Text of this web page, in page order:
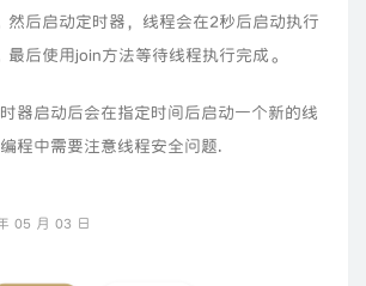
然后启动定时器，线程会在2秒后启动执行
后使用join方法等待线程执行完成。
器启动后会在指定时间后启动一个新的线
程中需要注意线程安全问题.
05 月 03 日